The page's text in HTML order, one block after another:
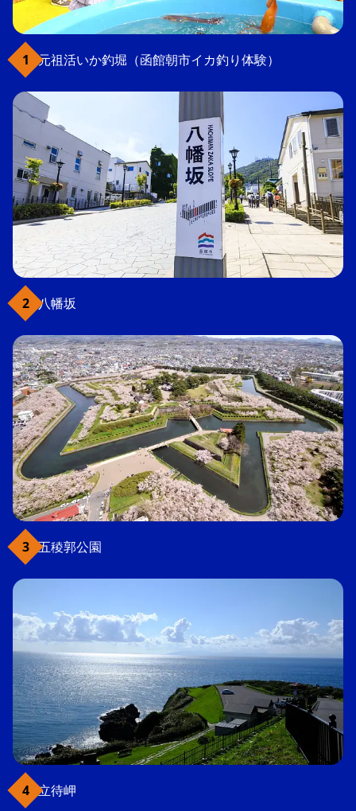
元祖活いか釣堀（函館朝市イカ釣り体験）
八幡坂
五稜郭公園
立待岬